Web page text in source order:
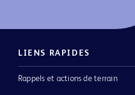
LIENS RAPIDES
Rappels et actions de terrain